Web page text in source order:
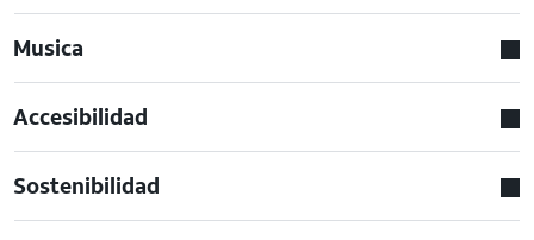
Musica
Accesibilidad
Sostenibilidad